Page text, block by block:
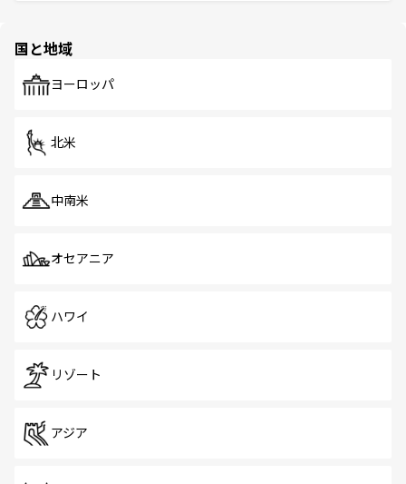
で、ホーカーズは地元の風情を楽しめる外せないスポット
国と地域
ヨーロッパ
北米
中南米
オセアニア
ハワイ
リゾート
アジア